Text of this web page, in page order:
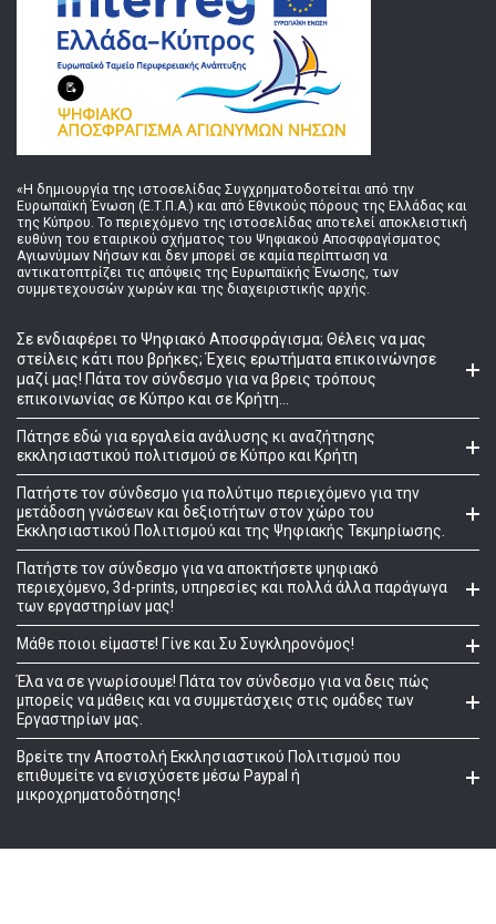
«Η δημιουργία της ιστοσελίδας Συγχρηματοδοτείται από την
Ευρωπαϊκή Ένωση (Ε.Τ.Π.Α.) και από Εθνικούς πόρους της Ελλάδας και
της Κύπρου. Το περιεχόμενο της ιστοσελίδας αποτελεί αποκλειστική
ευθύνη του εταιρικού σχήματος του Ψηφιακού Αποσφραγίσματος
Αγιωνύμων Νήσων και δεν μπορεί σε καμία περίπτωση να
αντικατοπτρίζει τις απόψεις της Ευρωπαϊκής Ένωσης, των
συμμετεχουσών χωρών και της διαχειριστικής αρχής.
Σε ενδιαφέρει το Ψηφιακό Αποσφράγισμα; Θέλεις να μας
στείλεις κάτι που βρήκες; Έχεις ερωτήματα επικοινώνησε
μαζί μας! Πάτα τον σύνδεσμο για να βρεις τρόπους
επικοινωνίας σε Κύπρο και σε Κρήτη...
Πάτησε εδώ για εργαλεία ανάλυσης κι αναζήτησης
εκκλησιαστικού πολιτισμού σε Κύπρο και Κρήτη
Πατήστε τον σύνδεσμο για πολύτιμο περιεχόμενο για την
μετάδοση γνώσεων και δεξιοτήτων στον χώρο του
Εκκλησιαστικού Πολιτισμού και της Ψηφιακής Τεκμηρίωσης.
Πατήστε τον σύνδεσμο για να αποκτήσετε ψηφιακό
περιεχόμενο, 3d-prints, υπηρεσίες και πολλά άλλα παράγωγα
των εργαστηρίων μας!
Μάθε ποιοι είμαστε! Γίνε και Συ Συγκληρονόμος!
Έλα να σε γνωρίσουμε! Πάτα τον σύνδεσμο για να δεις πώς
μπορείς να μάθεις και να συμμετάσχεις στις ομάδες των
Εργαστηρίων μας.
Βρείτε την Αποστολή Εκκλησιαστικού Πολιτισμού που
επιθυμείτε να ενισχύσετε μέσω Paypal ή
μικροχρηματοδότησης!